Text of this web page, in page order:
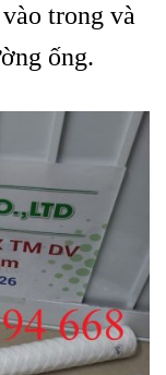
trong và
ống.